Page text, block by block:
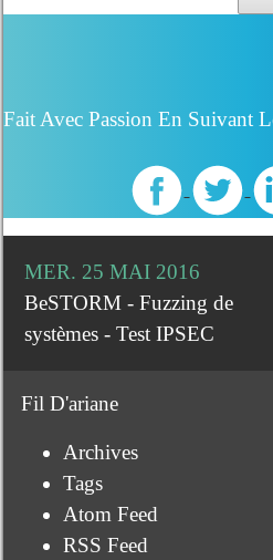
Fait Avec Passion En Suivant
MER. 25 MAI 2016
BeSTORM - Fuzzing de
systèmes - Test IPSEC
Fil D'ariane
Archives
Tags
Atom Feed
RSS Feed